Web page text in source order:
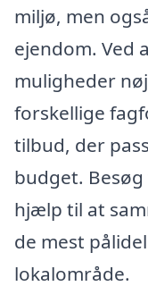
miljø, men
ejendom. Ved
muligheder
forskellige
tilbud, der
budget.
hjælp til at
de mest
lokalområde.